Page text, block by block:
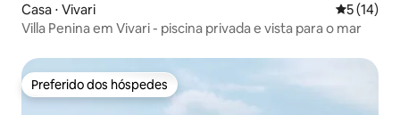
Casa ⋅ Vivari 5 de uma
5 (14)
Villa Penina em Vivari - piscina privada e vista para o mar
Preferido dos hóspedes
Preferido dos hóspedes